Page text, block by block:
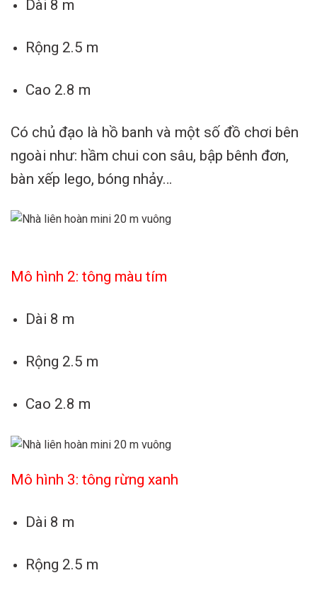
Dài 8 m
Rộng 2.5 m
Cao 2.8 m
Có chủ đạo là hồ banh và một số đồ chơi bên
ngoài như: hầm chui con sâu, bập bênh đơn,
bàn xếp lego, bóng nhảy…
Mô hình 2: tông màu tím
Dài 8 m
Rộng 2.5 m
Cao 2.8 m
Mô hình 3: tông rừng xanh
Dài 8 m
Rộng 2.5 m